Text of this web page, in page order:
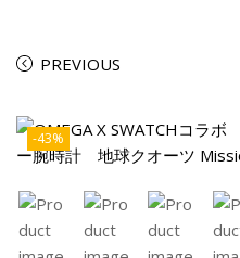
PREVIOUS
-43%